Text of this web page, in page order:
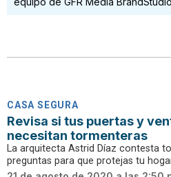
CASA SEGURA
Revisa si tus puertas y
necesitan tormenteras
La arquitecta Astrid Díaz contesta
preguntas para que protejas tu